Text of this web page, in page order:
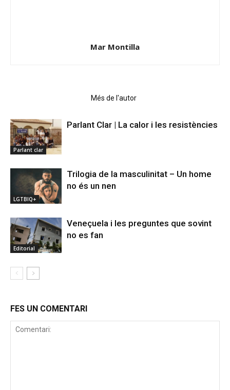
Mar Montilla
Més de l'autor
Parlant clar
Parlant Clar | La calor i les resistències
LGTBIQ+
Trilogia de la masculinitat – Un home
no és un nen
Editorial
Veneçuela i les preguntes que sovint
no es fan
FES UN COMENTARI